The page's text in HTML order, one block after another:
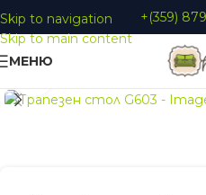
Skip to navigation
Skip to main content
+(359)
МЕНЮ